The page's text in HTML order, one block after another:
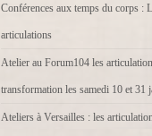
Conférences aux temps du corps :
articulations
Atelier au Forum104 les
transformation les samedi 10 et 31
Ateliers à Versailles : les